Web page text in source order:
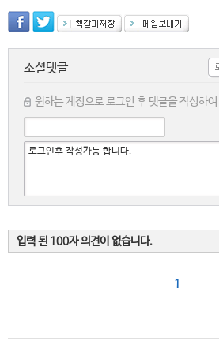
소셜댓글
원하는 계정으로 로그인 후 댓글을 작성하
입력 된 100자 의견이 없습니다.
1